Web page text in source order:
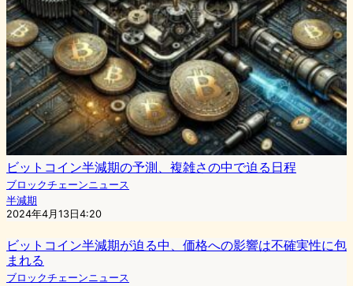
ビットコイン半減期の予測、複雑さの中で迫る日程
ブロックチェーンニュース
半減期
2024年4月13日4:20
ビットコイン半減期が迫る中、価格への影響は不確実性に包
まれる
ブロックチェーンニュース